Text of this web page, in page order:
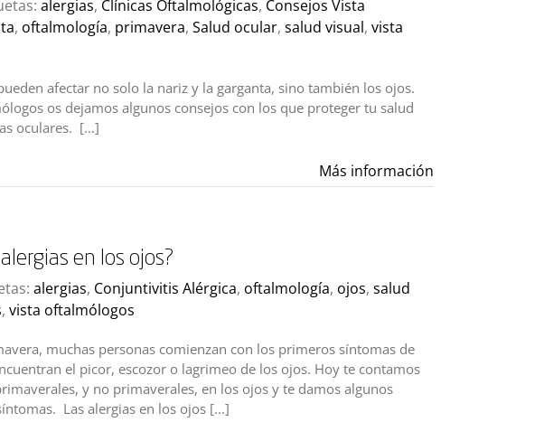
alergias, Clínicas Oftalmológicas, Consejos Vista
, oftalmología, primavera, Salud ocular, salud visual, vista
afectar no solo la nariz y la garganta, sino también los ojos.
os dejamos algunos consejos con los que proteger tu salud
oculares. […]
Más información
en los ojos?
alergias, Conjuntivitis Alérgica, oftalmología, ojos, salud
, vista oftalmólogos
muchas personas comienzan con los primeros síntomas de
el picor, escozor o lagrimeo de los ojos. Hoy te contamos
y no primaverales, en los ojos y te damos algunos
Las alergias en los ojos [...]